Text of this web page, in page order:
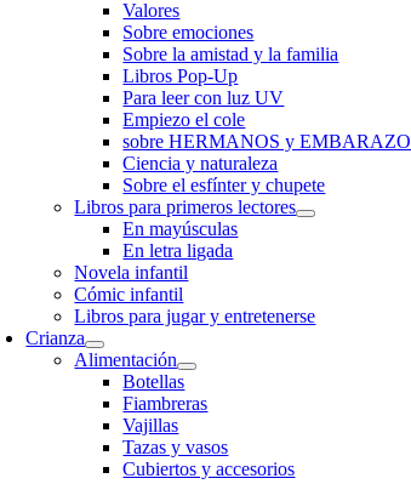
Valores
Sobre emociones
Sobre la amistad y la familia
Libros Pop-Up
Para leer con luz UV
Empiezo el cole
sobre HERMANOS y EMBARAZO
Ciencia y naturaleza
Sobre el esfínter y chupete
Libros para primeros lectores
En mayúsculas
En letra ligada
Novela infantil
Cómic infantil
Libros para jugar y entretenerse
Crianza
Alimentación
Botellas
Fiambreras
Vajillas
Tazas y vasos
Cubiertos y accesorios